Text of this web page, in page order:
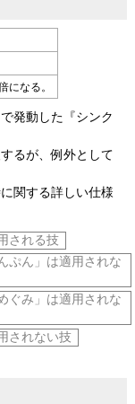
になる。
発動した『シンク
るが、例外として
関する詳しい仕様
される技
ぷん」は適用されな
ぐみ」は適用されな
されない技